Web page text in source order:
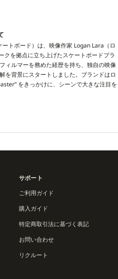
トボード）は、映像作家 Logan Lara（ロ
クを拠点に立ち上げたスケートボードブラ
ィルマーを務めた経歴を持ち、独自の映像
を背景にスタートしました。ブランドはロ
をきっかけに、シーンで大きな注目を
ベネット）、Max Palmer（マックス・パ
人物を含む実力派ライダーが多数在籍。
フィックと堅牢なクオリティを兼ね備
的に結びつけたプロダクトは、スケーター
ャーに敏感な層からも高い支持を得ていま
も、SNS やフィルムプロジェクトを通じて
ブランドの新しい形を提示。Limosine
ンドの枠に収まらず、リアルなストリート
サポート
ご利用ガイド
購入ガイド
特定商取引法に基づく表記
お問い合わせ
リクルート